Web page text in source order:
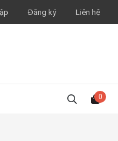
Đăng ký Liên hệ
0